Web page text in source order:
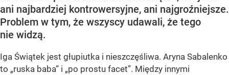
ani najbardziej kontrowersyjne, ani najgroźniejsze.
Problem w tym, że wszyscy udawali, że tego
nie widzą.
Iga Świątek jest głupiutka i nieszczęśliwa. Aryna Sabalenko
to „ruska baba” i „po prostu facet”. Między innymi